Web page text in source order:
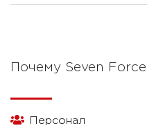
Почему Seven Force
Персонал